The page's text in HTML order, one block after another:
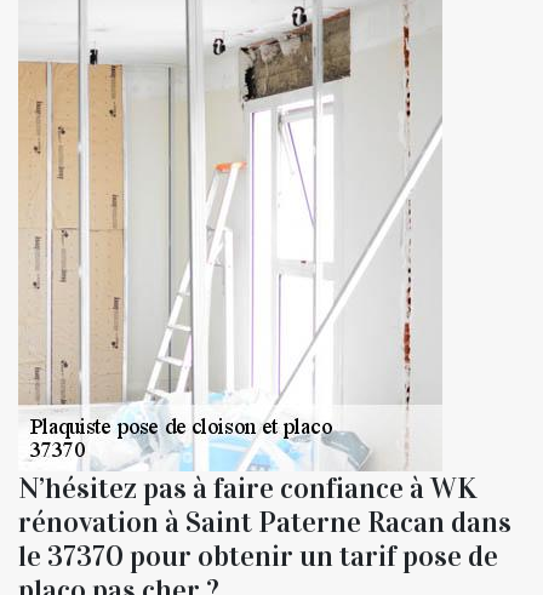
N’hésitez pas à faire confiance à WK
rénovation à Saint Paterne Racan dans
le 37370 pour obtenir un tarif pose de